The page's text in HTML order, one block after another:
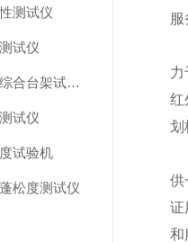
测试仪
试仪
轮椅车框架式综合台架试验机
试仪
试验机
松度测试仪
力
红
划
供
证